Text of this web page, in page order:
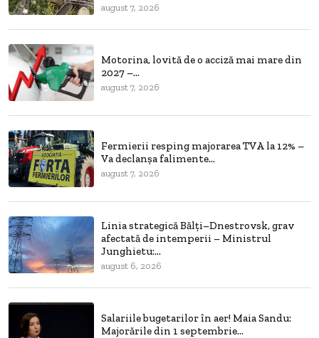
august 7, 2026
Motorina, lovită de o acciză mai mare din
2027 –...
august 7, 2026
Fermierii resping majorarea TVA la 12% –
Va declanșa falimente...
august 7, 2026
Linia strategică Bălți–Dnestrovsk, grav
afectată de intemperii – Ministrul
Junghietu:...
august 6, 2026
Salariile bugetarilor în aer! Maia Sandu:
Majorările din 1 septembrie...